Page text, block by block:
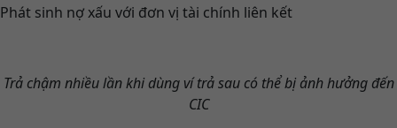
Phát sinh nợ xấu với đơn vị tài chính liên kết
Trả chậm nhiều lần khi dùng ví trả sau có thể bị ảnh hưởng đến
CIC